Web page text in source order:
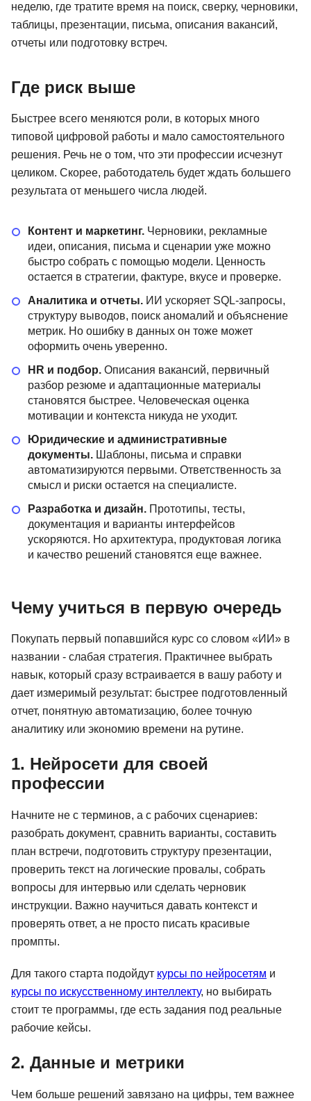
неделю, где тратите время на поиск, сверку, черновики,
таблицы, презентации, письма, описания вакансий,
отчеты или подготовку встреч.
Где риск выше
Быстрее всего меняются роли, в которых много
типовой цифровой работы и мало самостоятельного
решения. Речь не о том, что эти профессии исчезнут
целиком. Скорее, работодатель будет ждать большего
результата от меньшего числа людей.
Контент и маркетинг. Черновики, рекламные
идеи, описания, письма и сценарии уже можно
быстро собрать с помощью модели. Ценность
остается в стратегии, фактуре, вкусе и проверке.
Аналитика и отчеты. ИИ ускоряет SQL-запросы,
структуру выводов, поиск аномалий и объяснение
метрик. Но ошибку в данных он тоже может
оформить очень уверенно.
HR и подбор. Описания вакансий, первичный
разбор резюме и адаптационные материалы
становятся быстрее. Человеческая оценка
мотивации и контекста никуда не уходит.
Юридические и административные
документы. Шаблоны, письма и справки
автоматизируются первыми. Ответственность за
смысл и риски остается на специалисте.
Разработка и дизайн. Прототипы, тесты,
документация и варианты интерфейсов
ускоряются. Но архитектура, продуктовая логика
и качество решений становятся еще важнее.
Чему учиться в первую очередь
Покупать первый попавшийся курс со словом «ИИ» в
названии - слабая стратегия. Практичнее выбрать
навык, который сразу встраивается в вашу работу и
дает измеримый результат: быстрее подготовленный
отчет, понятную автоматизацию, более точную
аналитику или экономию времени на рутине.
1. Нейросети для своей
профессии
Начните не с терминов, а с рабочих сценариев:
разобрать документ, сравнить варианты, составить
план встречи, подготовить структуру презентации,
проверить текст на логические провалы, собрать
вопросы для интервью или сделать черновик
инструкции. Важно научиться давать контекст и
проверять ответ, а не просто писать красивые
промпты.
Для такого старта подойдут курсы по нейросетям и
курсы по искусственному интеллекту, но выбирать
стоит те программы, где есть задания под реальные
рабочие кейсы.
2. Данные и метрики
Чем больше решений завязано на цифры, тем важнее